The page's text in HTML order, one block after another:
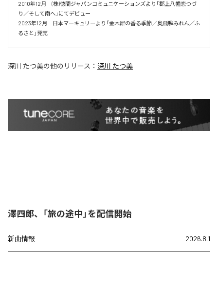
2010年12月　(株)徳間ジャパンコミュニケーションズより「郡上八幡恋つづ
り／そして南へ」にてデビュー
2023年12月　日本マーキュリーより「金木犀の香る季節／奥飛騨みれん／ふ
るさと」発売
深川 たつ美の他のリリース： 深川 たつ美
澤四郎、「旅の途中」を配信開始
新曲情報 2026.8.1